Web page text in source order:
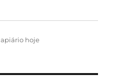
Categorias
apiário hoje